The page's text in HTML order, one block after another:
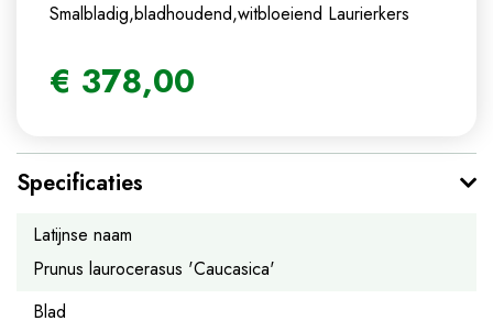
Smalbladig,bladhoudend,witbloeiend Laurierkers
€ 378,00
Specificaties
Latijnse naam
Prunus laurocerasus 'Caucasica'
Blad